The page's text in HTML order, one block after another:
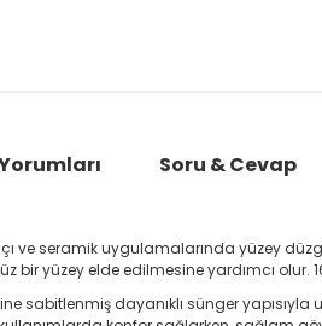
Soru & Cevap
ve seramik uygulamalarında yüzey
bir yüzey elde edilmesine yardımcı
sabitlenmiş dayanıklı sünger